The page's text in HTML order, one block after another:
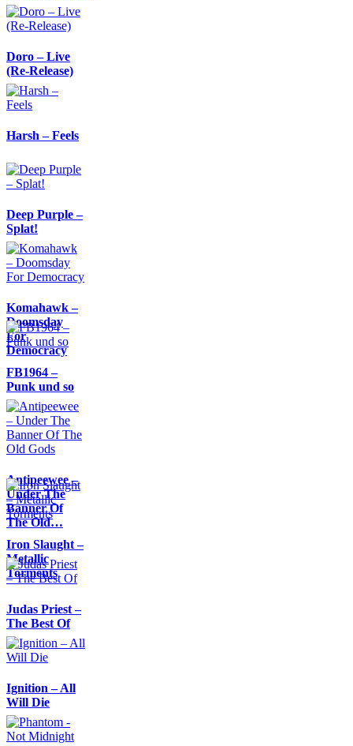
Doro – Live
(Re-Release)
Harsh – Feels
Deep Purple –
Splat!
Komahawk –
Doomsday
For
Democracy
FB1964 –
Punk und so
Antipeewee –
Under The
Banner Of
The Old…
Iron Slaught –
Metallic
Torments
Judas Priest –
The Best Of
Ignition – All
Will Die